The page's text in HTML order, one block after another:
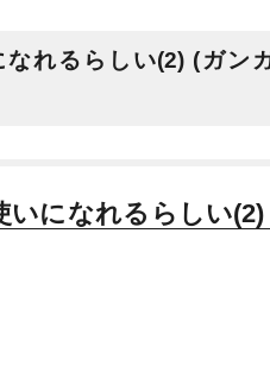
れるらしい(2) (ガン
いになれるらしい